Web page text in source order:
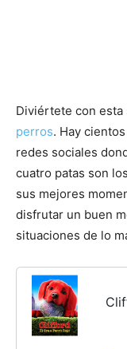
Diviértete con esta
perros. Hay
redes sociales
cuatro patas son
sus mejores
disfrutar un buen
situaciones de lo